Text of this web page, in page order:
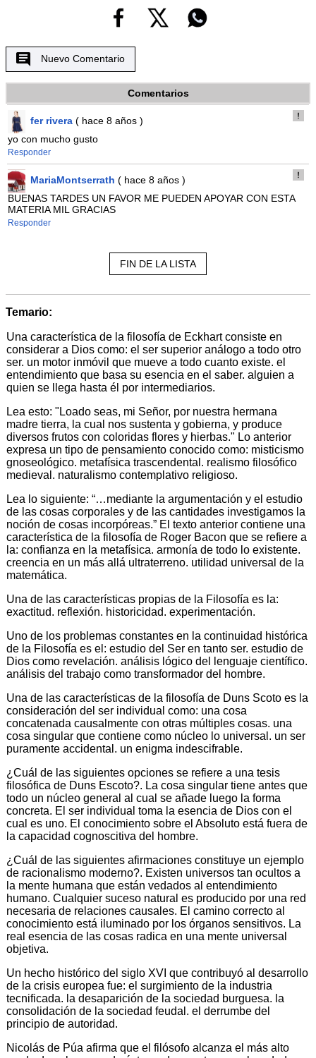
Nuevo Comentario
Comentarios
fer rivera ( hace 8 años )
yo con mucho gusto
Responder
MariaMontserrath ( hace 8 años )
BUENAS TARDES UN FAVOR ME PUEDEN APOYAR CON ESTA
MATERIA MIL GRACIAS
Responder
FIN DE LA LISTA
Temario:
Una característica de la filosofía de Eckhart consiste en
considerar a Dios como: el ser superior análogo a todo otro
ser. un motor inmóvil que mueve a todo cuanto existe. el
entendimiento que basa su esencia en el saber. alguien a
quien se llega hasta él por intermediarios.
Lea esto: "Loado seas, mi Señor, por nuestra hermana
madre tierra, la cual nos sustenta y gobierna, y produce
diversos frutos con coloridas flores y hierbas." Lo anterior
expresa un tipo de pensamiento conocido como: misticismo
gnoseológico. metafísica trascendental. realismo filosófico
medieval. naturalismo contemplativo religioso.
Lea lo siguiente: “…mediante la argumentación y el estudio
de las cosas corporales y de las cantidades investigamos la
noción de cosas incorpóreas.” El texto anterior contiene una
característica de la filosofía de Roger Bacon que se refiere a
la: confianza en la metafísica. armonía de todo lo existente.
creencia en un más allá ultraterreno. utilidad universal de la
matemática.
Una de las características propias de la Filosofía es la:
exactitud. reflexión. historicidad. experimentación.
Uno de los problemas constantes en la continuidad histórica
de la Filosofía es el: estudio del Ser en tanto ser. estudio de
Dios como revelación. análisis lógico del lenguaje científico.
análisis del trabajo como transformador del hombre.
Una de las características de la filosofía de Duns Scoto es la
consideración del ser individual como: una cosa
concatenada causalmente con otras múltiples cosas. una
cosa singular que contiene como núcleo lo universal. un ser
puramente accidental. un enigma indescifrable.
¿Cuál de las siguientes opciones se refiere a una tesis
filosófica de Duns Escoto?. La cosa singular tiene antes que
todo un núcleo general al cual se añade luego la forma
concreta. El ser individual toma la esencia de Dios con el
cual es uno. El conocimiento sobre el Absoluto está fuera de
la capacidad cognoscitiva del hombre.
¿Cuál de las siguientes afirmaciones constituye un ejemplo
de racionalismo moderno?. Existen universos tan ocultos a
la mente humana que están vedados al entendimiento
humano. Cualquier suceso natural es producido por una red
necesaria de relaciones causales. El camino correcto al
conocimiento está iluminado por los órganos sensitivos. La
real esencia de las cosas radica en una mente universal
objetiva.
Un hecho histórico del siglo XVI que contribuyó al desarrollo
de la crisis europea fue: el surgimiento de la industria
tecnificada. la desaparición de la sociedad burguesa. la
consolidación de la sociedad feudal. el derrumbe del
principio de autoridad.
Nicolás de Púa afirma que el filósofo alcanza el más alto